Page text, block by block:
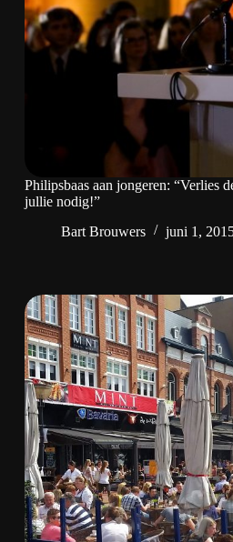
Philipsbaas aan jongeren: “Verlies
jullie nodig!”
Bart Brouwers
juni 1,